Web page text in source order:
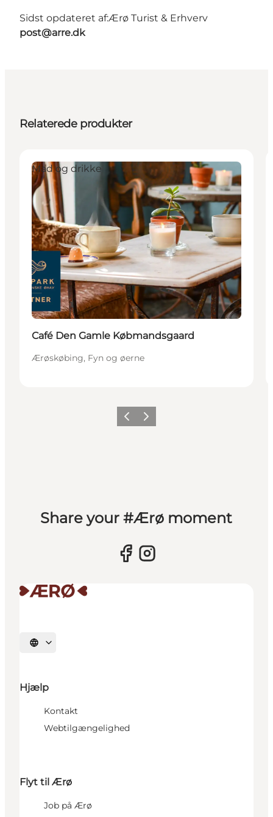
Sidst opdateret af:Ærø Turist & Erhverv
post@arre.dk
Relaterede produkter
Mad og drikke
Café Den Gamle Købmandsgaard
Ærøskøbing, Fyn og øerne
ForrigeNæste
Share your #Ærø moment
Vælg sprog
Hjælp
Kontakt
Webtilgængelighed
Flyt til Ærø
Job på Ærø